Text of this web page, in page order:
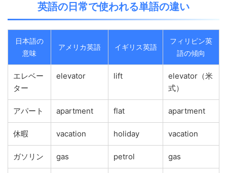
英語の日常で使われる単語の違い
日本語の
意味
アメリカ英語 イギリス英語
フィリピン英
語の傾向
エレベー
ター
elevator lift
elevator（米
式）
アパート apartment flat apartment
休暇 vacation holiday vacation
ガソリン gas petrol gas